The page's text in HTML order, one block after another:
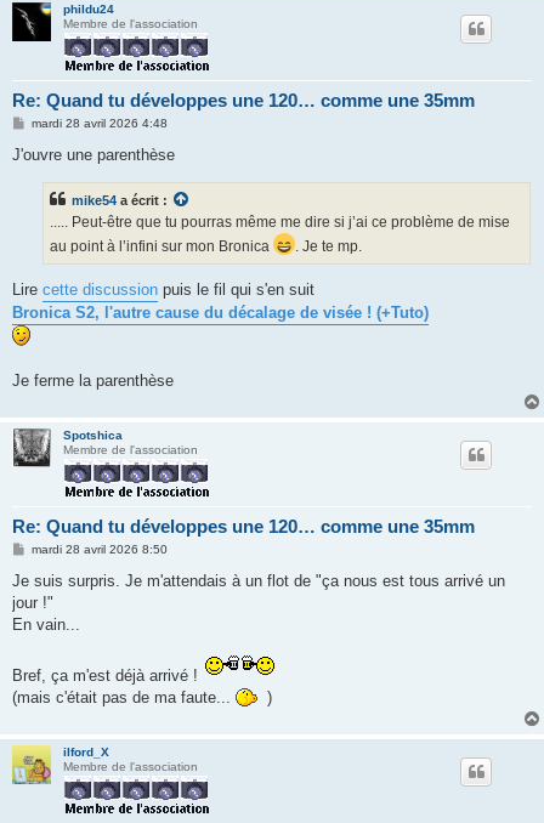
phildu24
Membre de l'association
Re: Quand tu développes une 120… comme une 35mm
M
s
mardi 28 avril 2026 4:48
J'ouvre une parenthèse
mike54 a écrit :
..... Peut-être que tu pourras même me dire si j’ai ce problème de mise
au point à l’infini sur mon Bronica
. Je te mp.
Lire cette discussion puis le fil qui s'en suit
Bronica S2, l'autre cause du décalage de visée ! (+Tuto)
Je ferme la parenthèse
Spotshica
Membre de l'association
Re: Quand tu développes une 120… comme une 35mm
M
s
a
g
mardi 28 avril 2026 8:50
Je suis surpris. Je m'attendais à un flot de "ça nous est tous arrivé un
jour !"
En vain...
Bref, ça m'est déjà arrivé !
(mais c'était pas de ma faute...
)
ilford_X
Membre de l'association